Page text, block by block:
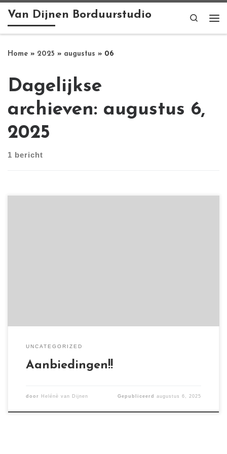
Ga naar inhoud
Van Dijnen Borduurstudio
Search
Home » 2025 » augustus » 06
Dagelijkse
archieven: augustus 6,
2025
1 bericht
UNCATEGORIZED
Aanbiedingen!!
door Helénè van Dijnen Gepubliceerdaugustus 6, 2025